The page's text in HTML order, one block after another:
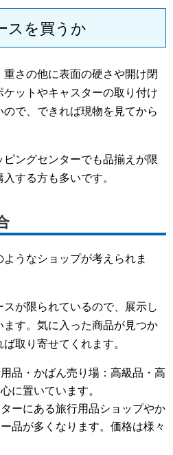
スを買うか
さの他に表面の硬さや開け閉
ットやキャスターの取り付け
で、できれば現物を見てから
ングセンターでも品揃えが限
する方も多いです。
うなショップが考えられま
が限られているので、展示し
す。気に入った商品が見つか
取り寄せてくれます。
品・かばん売り場：高級品・高
に置いています。
ーにある旅行用品ショップやか
品が多くなります。価格は様々